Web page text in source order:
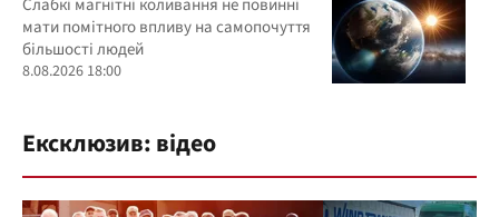
мати помітного впливу на самопочуття
більшості людей
8.08.2026 18:00
Ексклюзив: відео